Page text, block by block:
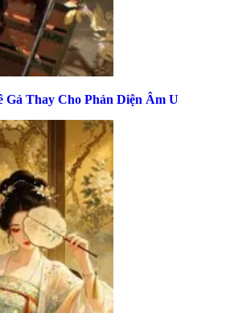
Gả Thay Cho Phản Diện Âm U